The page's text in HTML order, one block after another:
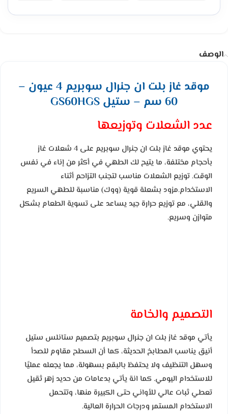
الوصف
موقد غاز بلت ان جنرال سوبريم 4 عيون –
60 سم – ستيل GS60HGS
عدد الشعلات وتوزيعها
يحتوي موقد غاز بلت ان جنرال سوبريم على 4 شعلات غاز
بأحجام مختلفة، ما يتيح لك الطهي في أكثر من إناء في نفس
الوقت. توزيع الشعلات مناسب لتجنب التزاحم أثناء
الاستخدام.مزود بشعلة قوية (ووك) مناسبة للطهي السريع
والقلي، مع توزيع حرارة جيد يساعد على تسوية الطعام بشكل
متوازن وسريع.
التصميم والخامة
يأتي موقد غاز بلت ان جنرال سوبريم بتصميم ستانلس ستيل
أنيق يناسب المطابخ الحديثة، كما أن السطح مقاوم للصدأ
وسهل التنظيف ولا يحتفظ بالبقع بسهولة، مما يجعله عمليًا
للاستخدام اليومي. كما انة يأتي بدعامات من حديد زهر ثقيل
تعطي ثبات عالي للأواني حتى الكبيرة منها، وتتحمل
الاستخدام المستمر ودرجات الحرارة العالية.